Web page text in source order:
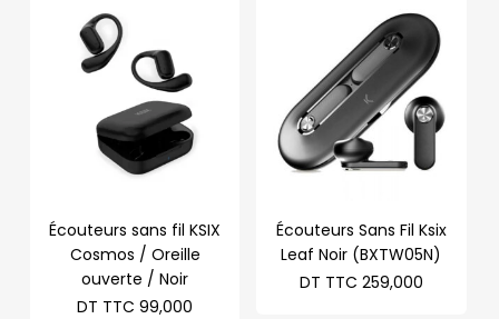
Écouteurs sans fil KSIX
Cosmos / Oreille
ouverte / Noir
DT TTC 99,000
Écouteurs Sans Fil Ksix
Leaf Noir (BXTW05N)
DT TTC 259,000